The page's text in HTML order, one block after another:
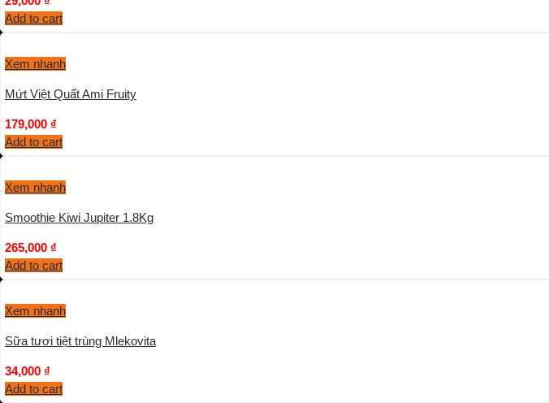
Add to cart
Xem nhanh
Mứt Việt Quất Ami Fruity
179,000 ₫
Add to cart
Xem nhanh
Smoothie Kiwi Jupiter 1.8Kg
265,000 ₫
Add to cart
Xem nhanh
Sữa tươi tiệt trùng Mlekovita
34,000 ₫
Add to cart